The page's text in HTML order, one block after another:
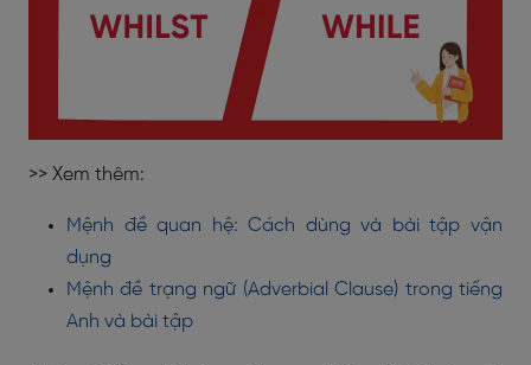
>> Xem thêm:
Mệnh đề quan hệ: Cách dùng và bài tập vận
dụng
Mệnh đề trạng ngữ (Adverbial Clause) trong tiếng
Anh và bài tập